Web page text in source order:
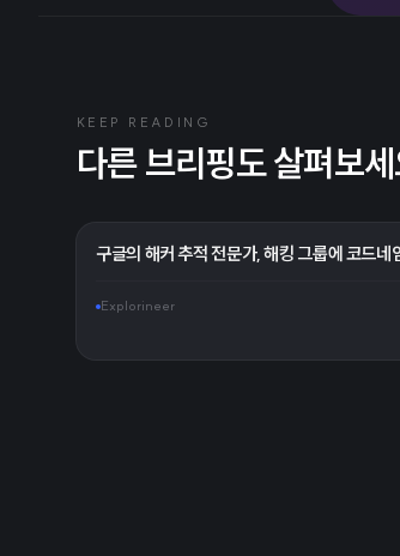
KEEP READING
다른 브리핑도 살펴보
구글의 해커 추적 전문가, 해킹 그룹에 코드네
Explorineer